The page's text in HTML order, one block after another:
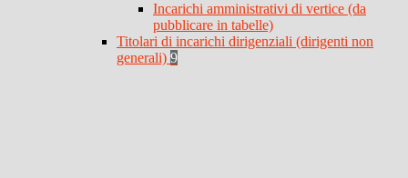
Incarichi amministrativi di vertice (da
pubblicare in tabelle)
Titolari di incarichi dirigenziali (dirigenti non
generali) 9